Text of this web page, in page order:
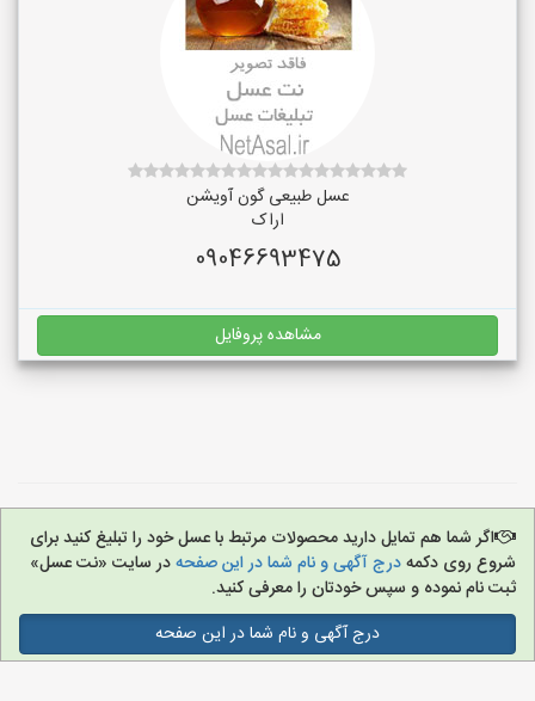
عسل طبیعی گون آویشن
اراک
09046693475
مشاهده پروفایل
اگر شما هم تمایل دارید محصولات مرتبط با عسل خود را تبلیغ کنید برای
شروع روی دکمهدرج آگهی و نام شما در این صفحهدر سایت «نت عسل»
ثبت نام نموده و سپس خودتان را معرفی کنید.
درج آگهی و نام شما در این صفحه